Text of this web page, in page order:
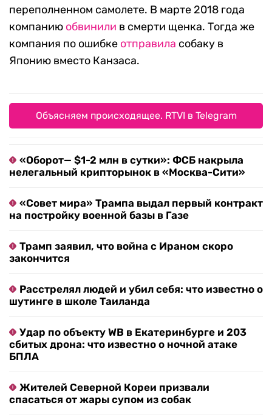
переполненном самолете. В марте 2018 года
компанию обвинили в смерти щенка. Тогда же
компания по ошибке отправила собаку в
Японию вместо Канзаса.
Объясняем происходящее. RTVI в Telegram
«Оборот— $1-2 млн в сутки»: ФСБ накрыла
нелегальный крипторынок в «Москва-Сити»
«Совет мира» Трампа выдал первый контракт
на постройку военной базы в Газе
Трамп заявил, что война с Ираном скоро
закончится
Расстрелял людей и убил себя: что известно о
шутинге в школе Таиланда
Удар по объекту WB в Екатеринбурге и 203
сбитых дрона: что известно о ночной атаке
БПЛА
Жителей Северной Кореи призвали
спасаться от жары супом из собак